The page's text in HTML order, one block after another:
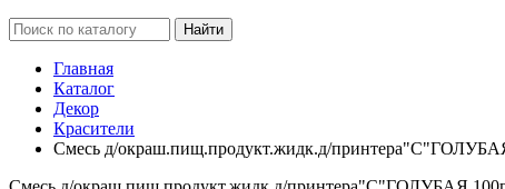
Найти
Главная
Каталог
Декор
Красители
Смесь д/окраш.пищ.продукт.жидк.д/